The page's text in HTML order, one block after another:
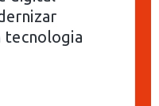
tecnologia